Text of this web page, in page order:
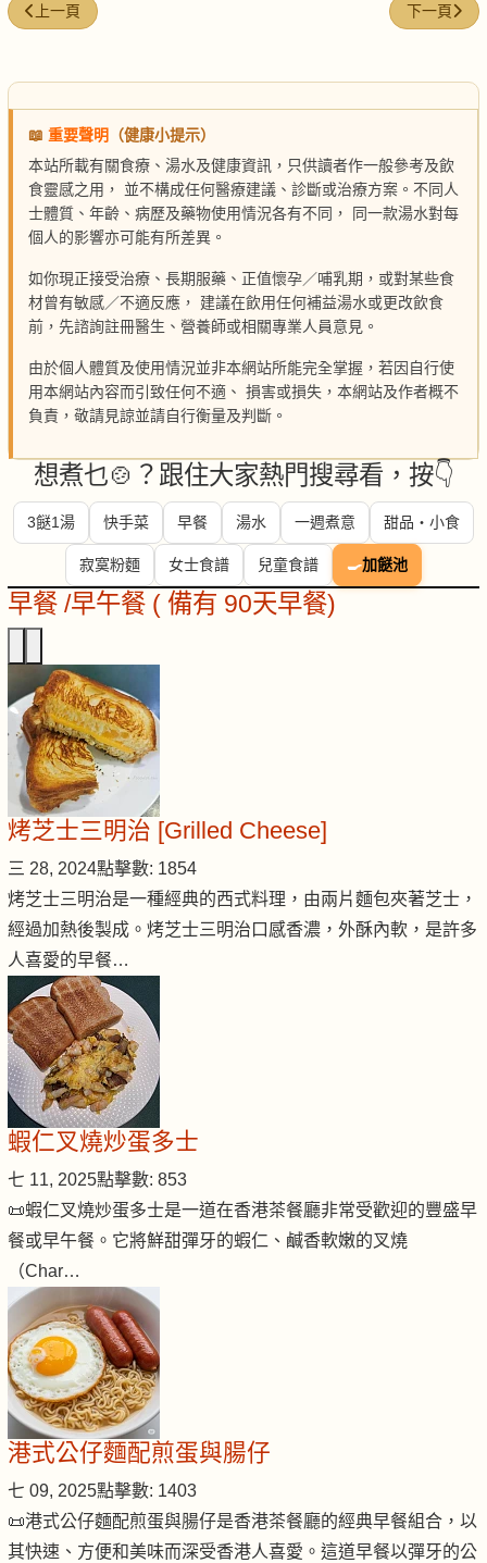
上一篇文章: 半煎煮魚
上一頁 下一篇文章
下一頁
📖 重要聲明
（健康小提示）
本站所載有關食療、湯水及健康資訊，只供讀者作一般參考及飲
食靈感之用， 並不構成任何醫療建議、診斷或治療方案。不同人
士體質、年齡、病歷及藥物使用情況各有不同， 同一款湯水對每
個人的影響亦可能有所差異。
如你現正接受治療、長期服藥、正值懷孕／哺乳期，或對某些食
材曾有敏感／不適反應， 建議在飲用任何補益湯水或更改飲食
前，先諮詢註冊醫生、營養師或相關專業人員意見。
由於個人體質及使用情況並非本網站所能完全掌握，若因自行使
用本網站內容而引致任何不適、 損害或損失，本網站及作者概不
負責，敬請見諒並請自行衡量及判斷。
想煮乜🍲？跟住大家熱門搜尋看，按👇
3餸1湯 快手菜 早餐 湯水 一週煮意 甜品・小食
寂寞粉麵 女士食譜 兒童食譜 🍳加餸池
早餐 /早午餐 ( 備有 90天早餐)
烤芝士三明治 [Grilled Cheese]
三 28, 2024點擊數: 1854
烤芝士三明治是一種經典的西式料理，由兩片麵包夾著芝士，
經過加熱後製成。烤芝士三明治口感香濃，外酥內軟，是許多
人喜愛的早餐…
蝦仁叉燒炒蛋多士
七 11, 2025點擊數: 853
📜蝦仁叉燒炒蛋多士是一道在香港茶餐廳非常受歡迎的豐盛早
餐或早午餐。它將鮮甜彈牙的蝦仁、鹹香軟嫩的叉燒
（Char…
港式公仔麵配煎蛋與腸仔
七 09, 2025點擊數: 1403
📜港式公仔麵配煎蛋與腸仔是香港茶餐廳的經典早餐組合，以
其快速、方便和美味而深受香港人喜愛。這道早餐以彈牙的公